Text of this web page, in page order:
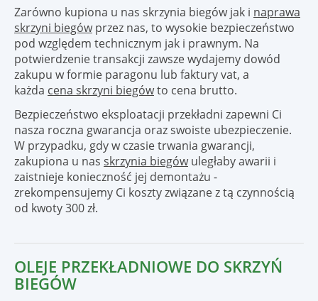
Zarówno kupiona u nas skrzynia biegów jak i naprawa
skrzyni biegówprzez nas, to wysokie bezpieczeństwo
pod względem technicznym jak i prawnym. Na
potwierdzenie transakcji zawsze wydajemy dowód
zakupu w formie paragonu lub faktury vat, a
każda cena skrzyni biegówto cena brutto.
Bezpieczeństwo eksploatacji przekładni zapewni Ci
nasza roczna gwarancja oraz swoiste ubezpieczenie.
W przypadku, gdy w czasie trwania gwarancji,
zakupiona u nas skrzynia biegówuległaby awarii i
zaistnieje konieczność jej demontażu -
zrekompensujemy Ci koszty związane z tą czynnością
od kwoty 300 zł.
OLEJE PRZEKŁADNIOWE DO SKRZYŃ
BIEGÓW